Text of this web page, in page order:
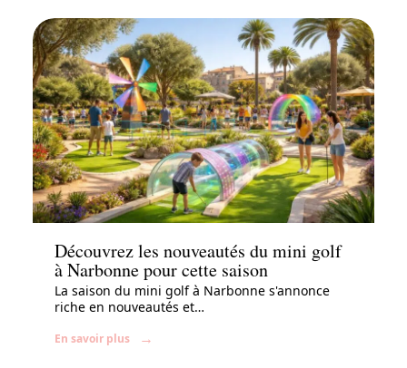
Famille
Découvrez les nouveautés du mini golf
à Narbonne pour cette saison
La saison du mini golf à Narbonne s'annonce
riche en nouveautés et…
En savoir plus